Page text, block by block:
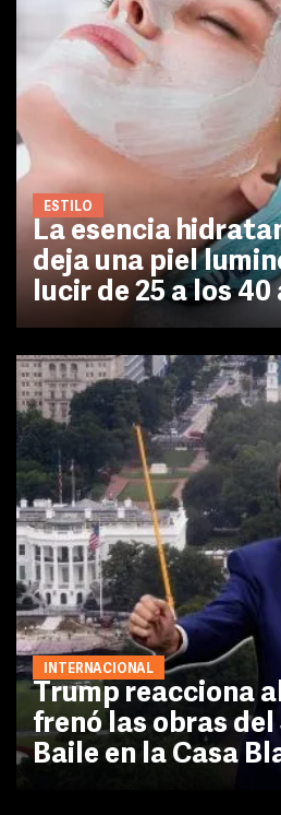
ESTILO
La esencia
deja una piel
lucir de 25 a los 40
INTERNACIONAL
Trump reacciona
frenó las obras del
Baile en la Casa